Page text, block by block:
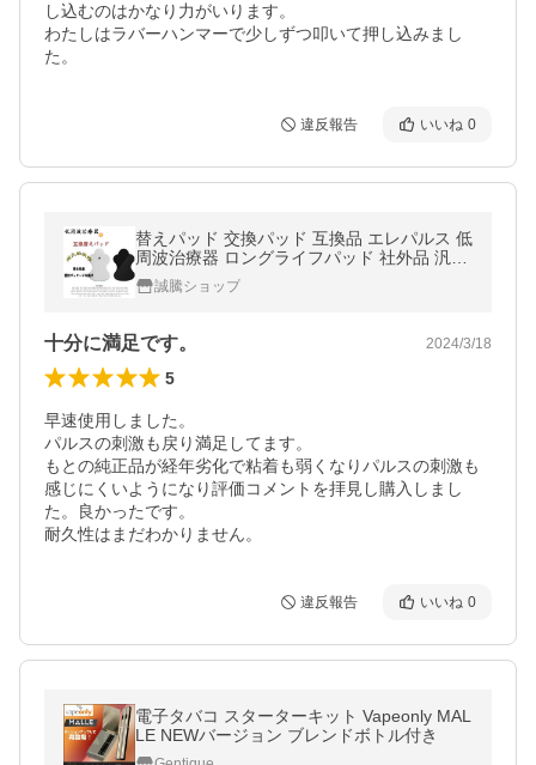
し込むのはかなり力がいります。
わたしはラバーハンマーで少しずつ叩いて押し込みまし
た。
違反報告 いいね 0
替えパッド 交換パッド 互換品 エレパルス 低
周波治療器 ロングライフパッド 社外品 汎用
パッド 4枚 6枚 8枚 10枚 12枚 セット お試し
購入誠騰ショップ
十分に満足です。 2024/3/18
5
早速使用しました。
パルスの刺激も戻り満足してます。
もとの純正品が経年劣化で粘着も弱くなりパルスの刺激も
感じにくいようになり評価コメントを拝見し購入しまし
た。良かったです。
耐久性はまだわかりません。
違反報告 いいね 0
電子タバコ スターターキット Vapeonly MAL
LE NEWバージョン ブレンドボトル付き